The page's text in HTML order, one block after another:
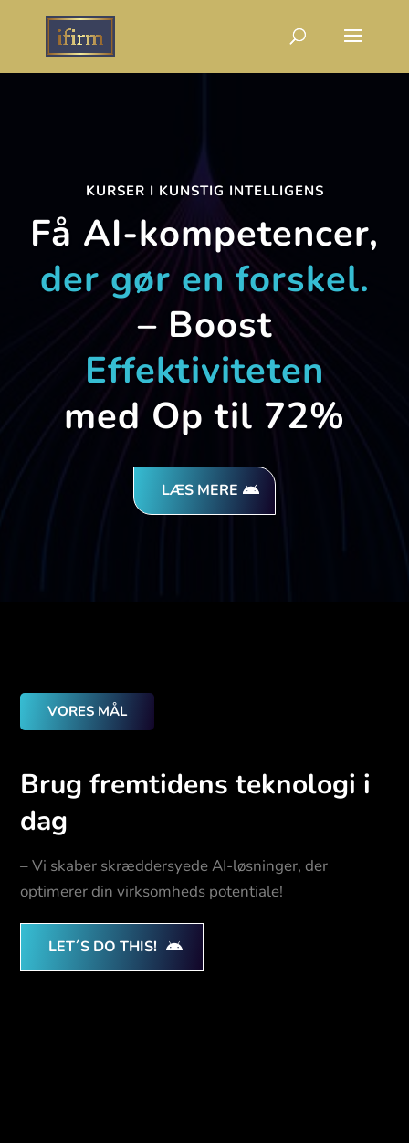
KURSER I KUNSTIG INTELLIGENS
Få AI-kompetencer,
der gør en forskel.
– Boost
Effektiviteten
med Op til 72%
LÆS MERE
VORES MÅL
Brug fremtidens teknologi i
dag
– Vi skaber skræddersyede AI-løsninger, der
optimerer din virksomheds potentiale!
LET´S DO THIS!